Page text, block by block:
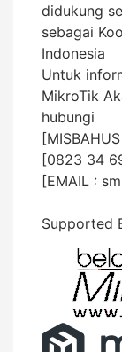
didukung
sebagai
Indonesia
Untuk
MikroTik
hubungi
[0823 34
[EMAIL :
Supported